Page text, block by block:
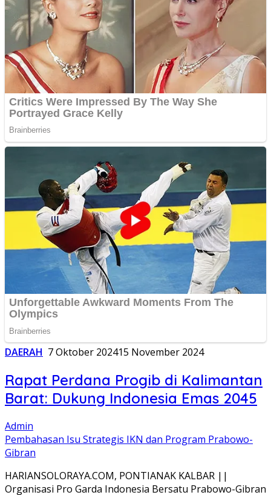
DAERAH 7 Oktober 202415 November 2024
Rapat Perdana Progib di Kalimantan
Barat: Dukung Indonesia Emas 2045
Admin
Pembahasan Isu Strategis IKN dan Program Prabowo-
Gibran
HARIANSOLORAYA.COM, PONTIANAK KALBAR ||
Organisasi Pro Garda Indonesia Bersatu Prabowo-Gibran